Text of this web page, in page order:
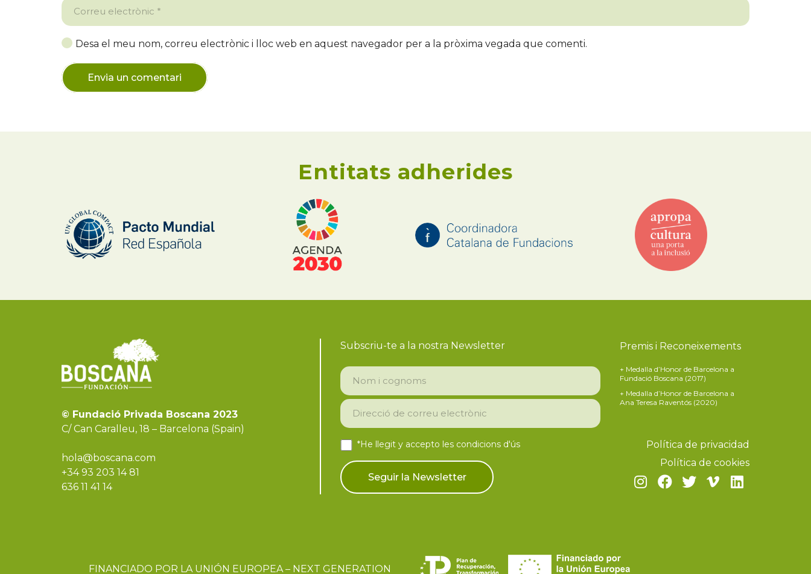
Desa el meu nom, correu electrònic i lloc web en aquest navegador per a la pròxima vegada que comenti.
Envia un comentari
Entitats adherides
© Fundació Privada Boscana 2023
C/ Can Caralleu, 18 – Barcelona (Spain)
hola@boscana.com
+34 93 203 14 81
636 11 41 14
Subscriu-te a la nostra Newsletter
*He llegit y accepto les condicions d'ús
Premis i Reconeixements
+ Medalla d’Honor de Barcelona a
Fundació Boscana (2017)
+ Medalla d’Honor de Barcelona a
Ana Teresa Raventós (2020)
Política de privacidad
Política de cookies
FINANCIADO POR LA UNIÓN EUROPEA – NEXT GENERATION